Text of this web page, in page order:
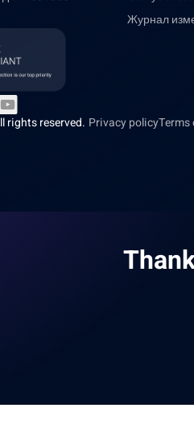
Журнал
rights reserved. Privacy policyTerms